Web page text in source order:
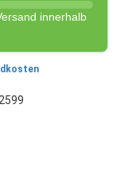
innerhalb